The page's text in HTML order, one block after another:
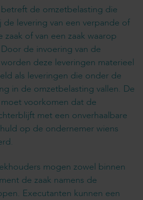
de omzetbelasting die
levering van een verpande of
of van een zaak waarop
de invoering van de
deze leveringen materieel
als leveringen die onder de
in de omzetbelasting vallen. De
voorkomen dat de
met een onverhaalbare
op de ondernemer wiens
mogen zowel binnen
de zaak namens de
Executanten kunnen een